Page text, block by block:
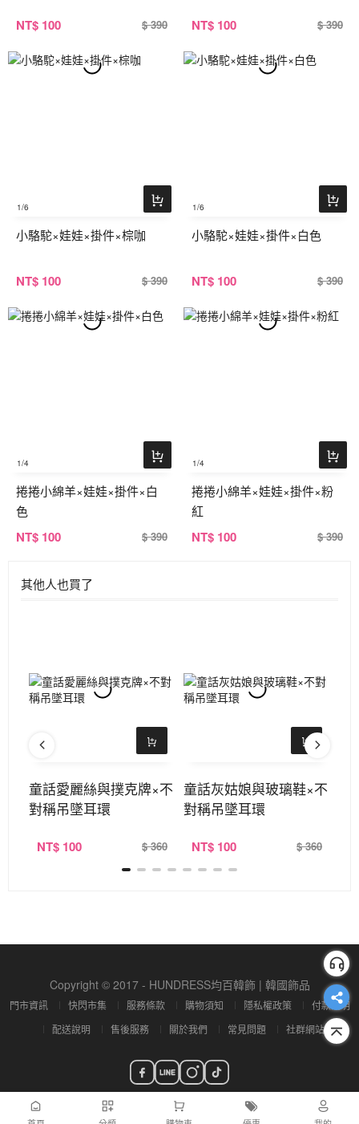
NT$ 100 $ 390 NT$ 100 $ 390
1/6
小駱駝×娃娃×掛件×棕咖
NT$ 100 $ 390
1/6
小駱駝×娃娃×掛件×白色
NT$ 100 $ 390
1/4
捲捲小綿羊×娃娃×掛件×白
色
NT$ 100 $ 390
1/4
捲捲小綿羊×娃娃×掛件×粉
紅
NT$ 100 $ 390
其他人也買了
童話愛麗絲與撲克牌×不
對稱吊墜耳環
NT$ 100 $ 360
童話灰姑娘與玻璃鞋×不
對稱吊墜耳環
NT$ 100 $ 360
Copyright © 2017 - HUNDRESS均百韓飾 | 韓國飾品
門市資訊 快閃市集 服務條款 購物須知 隱私權政策
付款說明
配送說明
售後服務 關於我們 常見問題 社群網站